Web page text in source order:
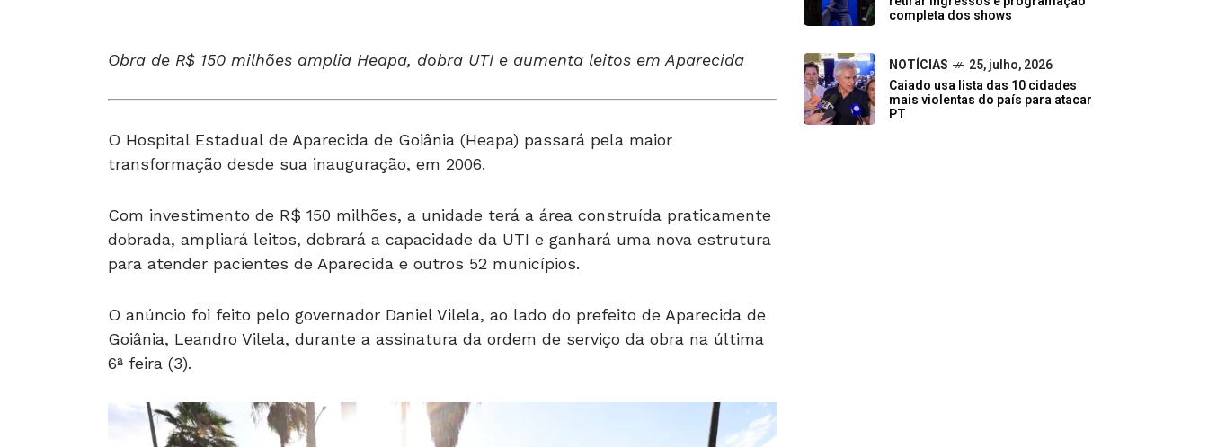
Obra de R$ 150 milhões amplia Heapa, dobra UTI e aumenta leitos em Aparecida
O Hospital Estadual de Aparecida de Goiânia (Heapa) passará pela maior
transformação desde sua inauguração, em 2006.
Com investimento de R$ 150 milhões, a unidade terá a área construída praticamente
dobrada, ampliará leitos, dobrará a capacidade da UTI e ganhará uma nova estrutura
para atender pacientes de Aparecida e outros 52 municípios.
O anúncio foi feito pelo governador Daniel Vilela, ao lado do prefeito de Aparecida de
Goiânia, Leandro Vilela, durante a assinatura da ordem de serviço da obra na última
6ª feira (3).
completa dos shows
NOTÍCIAS
25, julho, 2026
Caiado usa lista das 10 cidades
mais violentas do país para atacar
PT